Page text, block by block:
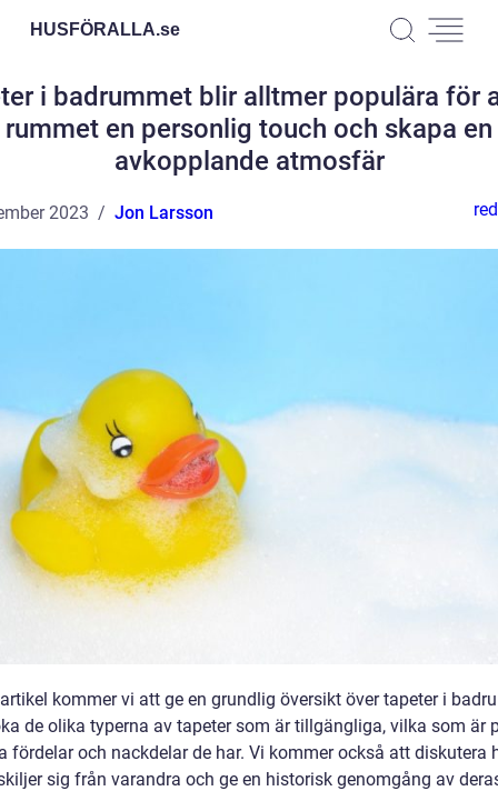
HUSFÖRALLA.se
i badrummet blir alltmer populära för
rummet en personlig touch och skapa en
avkopplande atmosfär
2023 Jon Larsson
kommer vi att ge en grundlig översikt över tapeter i
de olika typerna av tapeter som är tillgängliga, vilka som är
fördelar och nackdelar de har. Vi kommer också att diskutera
sig från varandra och ge en historisk genomgång av